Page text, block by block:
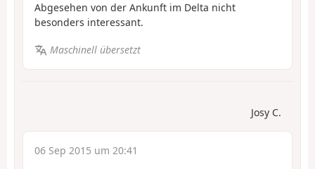
Abgesehen von der Ankunft im Delta nicht
besonders interessant.
Maschinell übersetzt
Josy C.
06 Sep 2015 um 20:41